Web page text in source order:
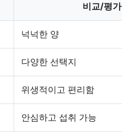
비교/평가
넉넉한 양
다양한 선택지
위생적이고 편리함
안심하고 섭취 가능